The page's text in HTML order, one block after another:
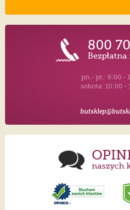
800
pn.- pt.: 9:00 -
sobota: 10:00 -
naszych